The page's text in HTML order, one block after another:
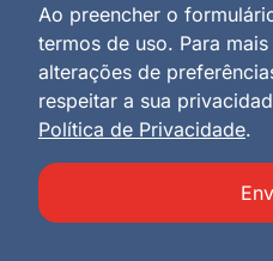
Ao preencher o
termos de uso. Para
alterações de
respeitar a sua
Política de Privacidade.